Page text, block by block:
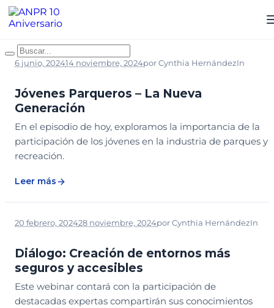
6 junio, 202414 noviembre, 2024porCynthia HernándezIn
Jóvenes Parqueros – La Nueva
Generación
En el episodio de hoy, exploramos la importancia de la
participación de los jóvenes en la industria de parques y
recreación.
Leer más
20 febrero, 202428 noviembre, 2024porCynthia HernándezIn
Diálogo: Creación de entornos más
seguros y accesibles
Este webinar contará con la participación de
destacadas expertas compartirán sus conocimientos